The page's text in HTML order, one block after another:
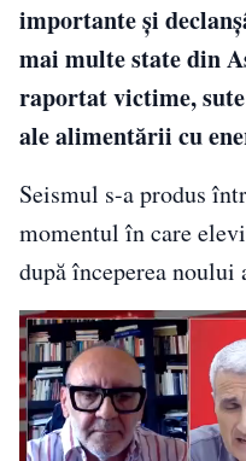
importante și
mai multe state din
raportat victime,
ale alimentării cu
Seismul s-a produs
momentul în care
după începerea noului